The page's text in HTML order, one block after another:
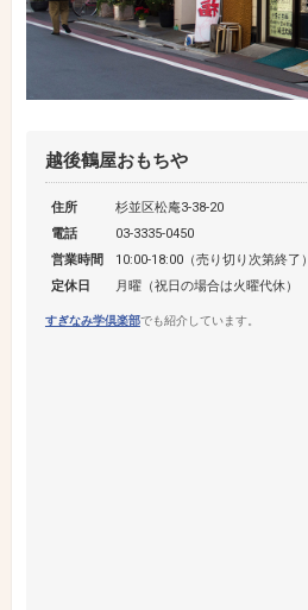
越後鶴屋おもちや
住所
杉並区松庵3-38-20
電話
03-3335-0450
営業時間
10:00-18:00（売り切り次第終了）
定休日
月曜（祝日の場合は火曜代休）
すぎなみ学倶楽部でも紹介しています。